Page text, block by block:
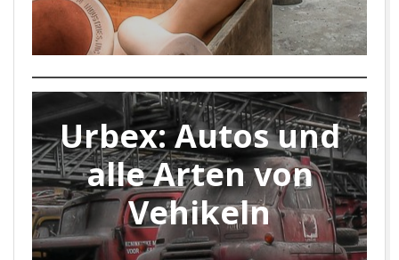
Urbex:Autos und
alle Arten von
Vehikeln